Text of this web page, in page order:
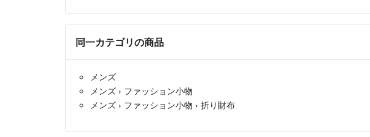
同一カテゴリの商品
メンズ
メンズ › ファッション小物
メンズ › ファッション小物 › 折り財布